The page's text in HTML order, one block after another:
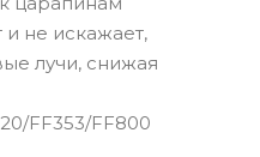
и не искажает,
лучи, снижая
FF353/FF800